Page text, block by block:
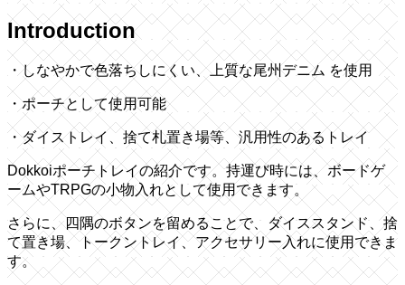
Introduction
・しなやかで色落ちしにくい、上質な尾州デニム を使用
・ポーチとして使用可能
・ダイストレイ、捨て札置き場等、汎用性のあるトレイ
Dokkoiポーチトレイの紹介です。持運び時には、ボードゲ
ームやTRPGの小物入れとして使用できます。
さらに、四隅のボタンを留めることで、ダイススタンド、捨
て置き場、トークントレイ、アクセサリー入れに使用できま
す。